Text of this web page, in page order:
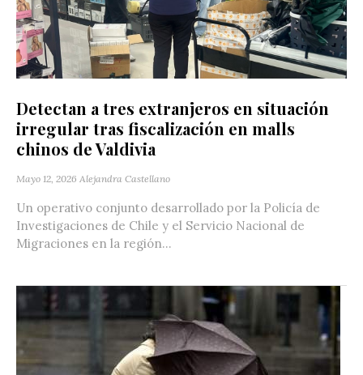
Detectan a tres extranjeros en situación
irregular tras fiscalización en malls
chinos de Valdivia
Mayo 12, 2026 Alejandra Castellano
Un operativo conjunto desarrollado por la Policía de
Investigaciones de Chile y el Servicio Nacional de
Migraciones en la región...